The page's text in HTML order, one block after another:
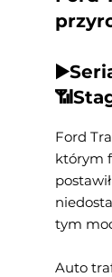
Ford
którym
tym
Auto